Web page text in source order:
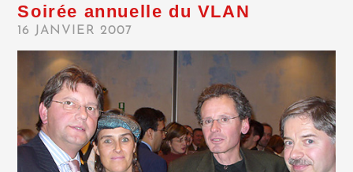
Soirée annuelle du VLAN
16 JANVIER 2007